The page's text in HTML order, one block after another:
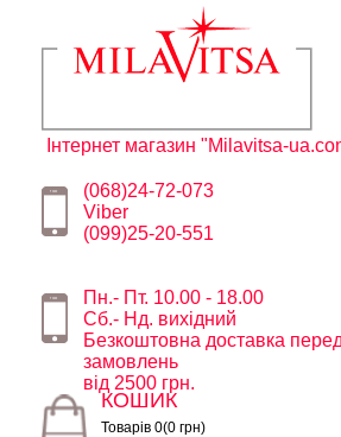
Інтернет магазин "Milavitsa-
(068)24-72-073
Viber
(099)25-20-551
Пн.- Пт. 10.00 - 18.00
Сб.- Нд. вихідний
Безкоштовна доставка
замовлень
від 2500 грн.
КОШИК
Товарів 0(0 грн)